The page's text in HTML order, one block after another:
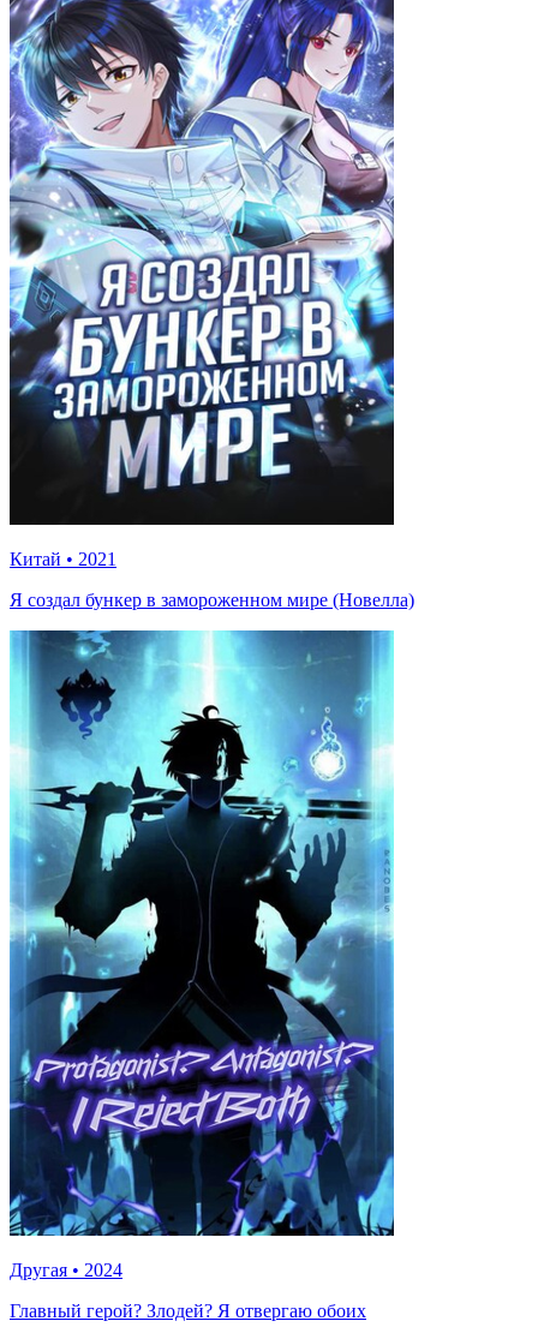
Китай • 2021
Я создал бункер в замороженном мире (Новелла)
Другая • 2024
Главный герой? Злодей? Я отвергаю обоих